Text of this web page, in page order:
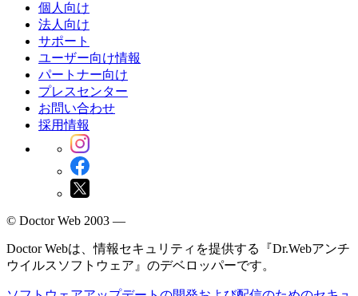
個人向け
法人向け
サポート
ユーザー向け情報
パートナー向け
プレスセンター
お問い合わせ
採用情報
© Doctor Web 2003 —
Doctor Webは、情報セキュリティを提供する『Dr.Webアンチ
ウイルスソフトウェア』のデベロッパーです。